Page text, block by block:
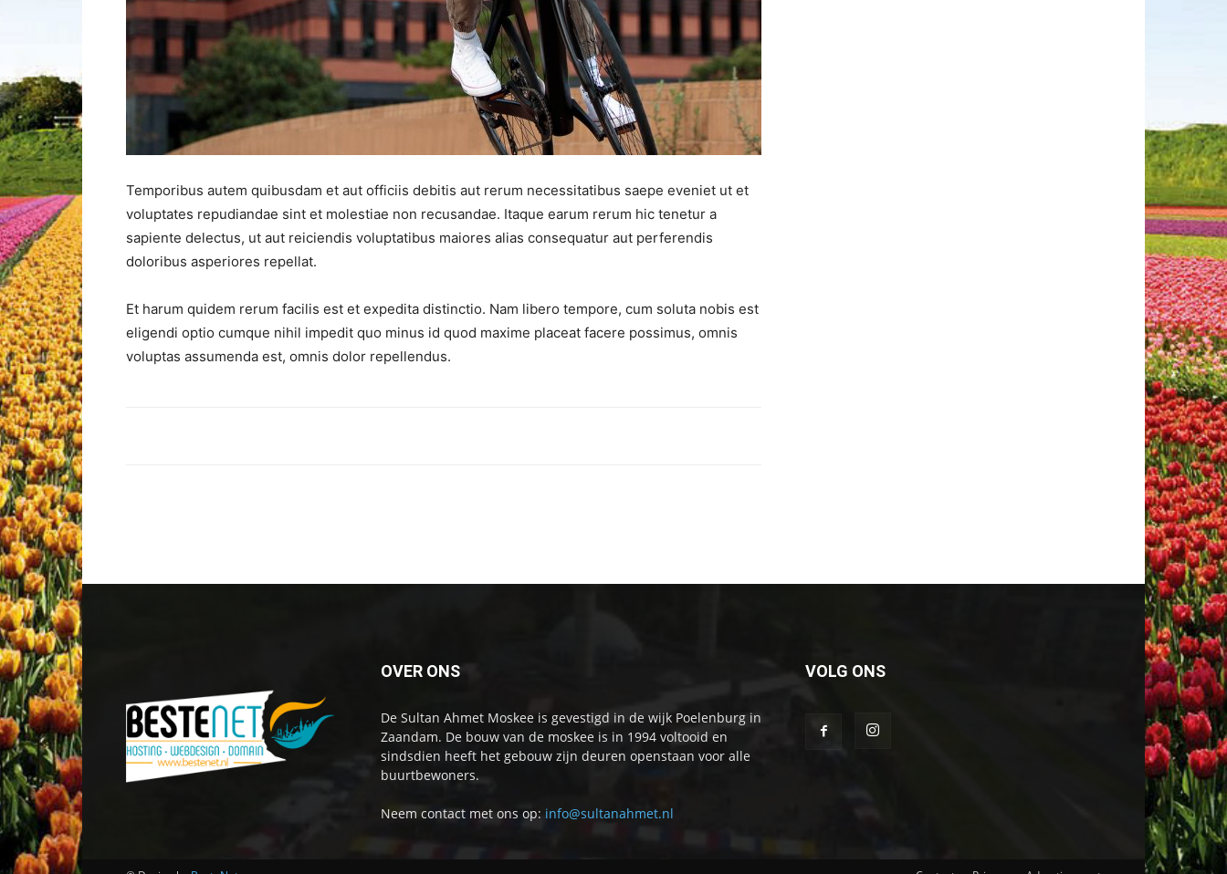
Temporibus autem quibusdam et aut officiis debitis aut rerum necessitatibus saepe eveniet ut et
voluptates repudiandae sint et molestiae non recusandae. Itaque earum rerum hic tenetur a
sapiente delectus, ut aut reiciendis voluptatibus maiores alias consequatur aut perferendis
doloribus asperiores repellat.
Et harum quidem rerum facilis est et expedita distinctio. Nam libero tempore, cum soluta nobis est
eligendi optio cumque nihil impedit quo minus id quod maxime placeat facere possimus, omnis
voluptas assumenda est, omnis dolor repellendus.
OVER ONS
De Sultan Ahmet Moskee is gevestigd in de wijk Poelenburg in
Zaandam. De bouw van de moskee is in 1994 voltooid en
sindsdien heeft het gebouw zijn deuren openstaan voor alle
buurtbewoners.
Neem contact met ons op: info@sultanahmet.nl
VOLG ONS